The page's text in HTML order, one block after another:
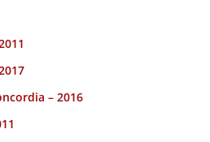
– 2016